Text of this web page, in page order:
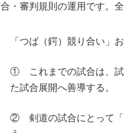
合・審判規則の運用です。
「つば（鍔）競り合い」
① これまでの試合は、試
た試合展開へ善導する。
② 剣道の試合にとって「